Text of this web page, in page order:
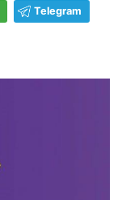
Telegram